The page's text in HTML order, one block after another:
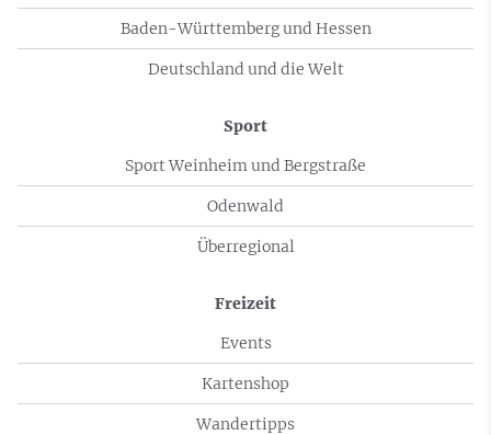
Baden-Württemberg und Hessen
Deutschland und die Welt
Sport
Sport Weinheim und Bergstraße
Odenwald
Überregional
Freizeit
Events
Kartenshop
Wandertipps